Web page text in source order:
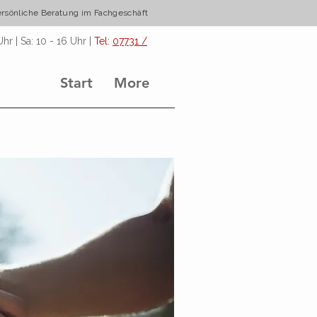
im Fachgeschäft
| Sa: 10 - 16 Uhr | Tel: 07731 /
Start More